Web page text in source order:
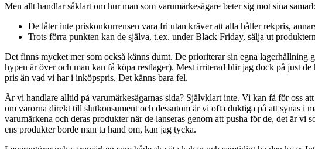
Men allt handlar såklart om hur man som varumärkesägare beter sig mot sina
De låter inte priskonkurrensen vara fri utan kräver att alla håller rekpris,
Trots förra punkten kan de själva, t.ex. under Black Friday, sälja ut
Det finns mycket mer som också känns dumt. De prioriterar sin egna lagerhållning
hypen är över och man kan få köpa restlager). Mest irriterad blir jag dock på just
pris än vad vi har i inköpspris. Det känns bara fel.
Är vi handlare alltid på varumärkesägarnas sida? Självklart inte. Vi kan få för oss
om varorna direkt till slutkonsument och dessutom är vi ofta duktiga på att synas i
varumärkena och deras produkter när de lanseras genom att pusha för de, det är
ens produkter borde man ta hand om, kan jag tycka.